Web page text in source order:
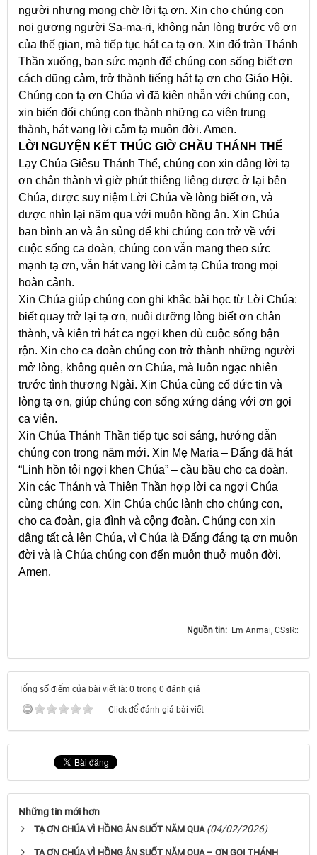
người nhưng mong chờ lời tạ ơn. Xin cho chúng con
noi gương người Sa-ma-ri, không nản lòng trước vô ơn
của thế gian, mà tiếp tục hát ca tạ ơn. Xin đổ tràn Thánh
Thần xuống, ban sức mạnh để chúng con sống biết ơn
cách dũng cảm, trở thành tiếng hát tạ ơn cho Giáo Hội.
Chúng con tạ ơn Chúa vì đã kiên nhẫn với chúng con,
xin biến đổi chúng con thành những ca viên trung
thành, hát vang lời cảm tạ muôn đời. Amen.
LỜI NGUYỆN KẾT THÚC GIỜ CHẦU THÁNH THỂ
Lạy Chúa Giêsu Thánh Thể, chúng con xin dâng lời tạ
ơn chân thành vì giờ phút thiêng liêng được ở lại bên
Chúa, được suy niệm Lời Chúa về lòng biết ơn, và
được nhìn lại năm qua với muôn hồng ân. Xin Chúa
ban bình an và ân sủng để khi chúng con trở về với
cuộc sống ca đoàn, chúng con vẫn mang theo sức
mạnh tạ ơn, vẫn hát vang lời cảm tạ Chúa trong mọi
hoàn cảnh.
Xin Chúa giúp chúng con ghi khắc bài học từ Lời Chúa:
biết quay trở lại tạ ơn, nuôi dưỡng lòng biết ơn chân
thành, và kiên trì hát ca ngợi khen dù cuộc sống bận
rộn. Xin cho ca đoàn chúng con trở thành những người
mở lòng, không quên ơn Chúa, mà luôn ngạc nhiên
trước tình thương Ngài. Xin Chúa củng cố đức tin và
lòng tạ ơn, giúp chúng con sống xứng đáng với ơn gọi
ca viên.
Xin Chúa Thánh Thần tiếp tục soi sáng, hướng dẫn
chúng con trong năm mới. Xin Mẹ Maria – Đấng đã hát
“Linh hồn tôi ngợi khen Chúa” – cầu bầu cho ca đoàn.
Xin các Thánh và Thiên Thần hợp lời ca ngợi Chúa
cùng chúng con. Xin Chúa chúc lành cho chúng con,
cho ca đoàn, gia đình và cộng đoàn. Chúng con xin
dâng tất cả lên Chúa, vì Chúa là Đấng đáng tạ ơn muôn
đời và là Chúa chúng con đến muôn thuở muôn đời.
Amen.
Nguồn tin: Lm Anmai, CSsR::
Tổng số điểm của bài viết là: 0 trong 0 đánh giá
Click để đánh giá bài viết
Những tin mới hơn
TẠ ƠN CHÚA VÌ HỒNG ÂN SUỐT NĂM QUA (04/02/2026)
TẠ ƠN CHÚA VÌ HỒNG ÂN SUỐT NĂM QUA – ƠN GỌI THÁNH